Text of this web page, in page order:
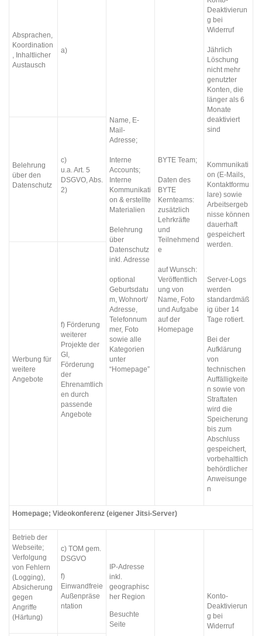
Absprachen,
Koordination
, Inhaltlicher
Austausch
a)
Name, E-
Mail-
Adresse;
Interne
Accounts;
Interne
Kommunikati
on & erstellte
Materialien
Belehrung
über
Datenschutz
inkl. Adresse
optional
Geburtsdatu
m, Wohnort/
Adresse,
Telefonnum
mer, Foto
sowie alle
Kategorien
unter
“Homepage”
BYTE Team;
Daten des
BYTE
Kernteams:
zusätzlich
Lehrkräfte
und
Teilnehmend
e
auf Wunsch:
Veröffentlich
ung von
Name, Foto
und Aufgabe
auf der
Homepage
Deaktivierun
g bei
Widerruf
Jährlich
Löschung
nicht mehr
genutzter
Konten, die
länger als 6
Monate
deaktiviert
sind
Kommunikati
on (E-Mails,
Kontaktformu
lare) sowie
Arbeitsergeb
nisse können
dauerhaft
gespeichert
werden.
Server-Logs
werden
standardmäß
ig über 14
Tage rotiert.
Bei der
Aufklärung
von
technischen
Auffälligkeite
n sowie von
Straftaten
wird die
Speicherung
bis zum
Abschluss
gespeichert,
vorbehaltlich
behördlicher
Anweisunge
n
Belehrung
über den
Datenschutz
c)
u.a. Art. 5
DSGVO, Abs.
2)
Werbung für
weitere
Angebote
f) Förderung
weiterer
Projekte der
GI,
Förderung
der
Ehrenamtlich
en durch
passende
Angebote
Homepage; Videokonferenz (eigener Jitsi-Server)
Betrieb der
Webseite;
Verfolgung
von Fehlern
(Logging),
Absicherung
gegen
Angriffe
(Härtung)
c) TOM gem.
DSGVO
f)
Einwandfreie
Außenpräse
ntation
IP-Adresse
inkl.
geographisc
her Region
Besuchte
Seite
Konto-
Deaktivierun
g bei
Widerruf